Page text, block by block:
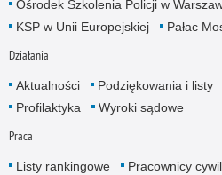
Ośrodek Szkolenia Policji w
KSP w Unii Europejskiej
Pałac
Działania
Aktualności Podziękowania i listy
Profilaktyka
Wyroki sądowe
Praca
Listy rankingowe Pracownicy